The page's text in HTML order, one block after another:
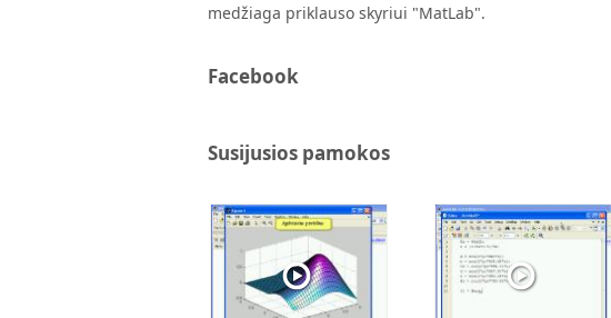
medžiaga priklauso skyriui "MatLab".
Facebook
Susijusios pamokos